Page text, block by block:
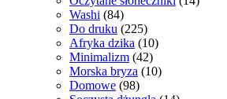
Washi (84)
Do druku (225)
Afryka dzika (10)
Minimalizm (42)
Morska bryza (10)
Domowe (98)